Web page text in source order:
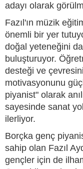
adayı olarak
Fazıl'ın müzik
önemli bir yer
doğal yeteneğini
buluşturuyor.
desteği ve
motivasyonunu
piyanist" olarak
sayesinde sanat
ilerliyor.
Borçka genç
sahip olan Fazıl
gençler için de